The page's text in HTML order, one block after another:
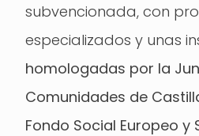
subvencionada, con
especializados y unas
homologadas por la
Comunidades de
Fondo Social Europeo y